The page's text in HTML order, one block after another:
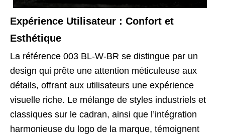
Expérience Utilisateur : Confort et
Esthétique
La référence 003 BL-W-BR se distingue par un
design qui prête une attention méticuleuse aux
détails, offrant aux utilisateurs une expérience
visuelle riche. Le mélange de styles industriels et
classiques sur le cadran, ainsi que l’intégration
harmonieuse du logo de la marque, témoignent